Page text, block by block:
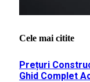
Cele mai citite
Prețuri
Ghid Complet